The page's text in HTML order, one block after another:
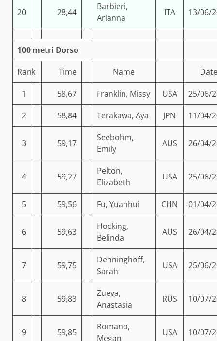
20 28,44
Barbieri,
Arianna
ITA 13/06/
100 metri Dorso
Rank Time Name Date
1 58,67 Franklin, Missy USA 25/06/
2 58,84 Terakawa, Aya JPN 11/04/
3 59,17
Seebohm,
Emily
AUS 26/04/
4 59,27
Pelton,
Elizabeth
USA 25/06/
5 59,56 Fu, Yuanhui CHN 01/04/
6 59,63
Hocking,
Belinda
AUS 26/04/
7 59,75
Denninghoff,
Sarah
USA 25/06/
8 59,83
Zueva,
Anastasia
RUS 10/07/
9 59,85
Romano,
Megan
USA 10/07/